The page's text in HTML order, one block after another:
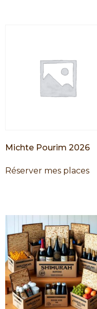
Michte Pourim 2026
Réserver mes places